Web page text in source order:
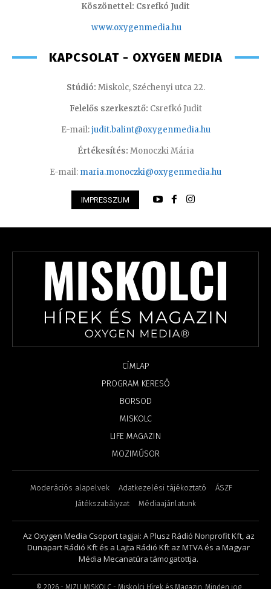
Köszönettel: Csrefkó Judit
www.oxygenmedia.hu
KAPCSOLAT - OXYGEN MEDIA
Stúdió: Miskolc, Széchenyi utca 22.
Felelős szerkesztő: Csrefkó Judit
E-mail:judit.balint@oxygenmedia.hu
Értékesítés: Monoczki Mária
E-mail: maria.monoczki@oxygenmedia.hu
IMPRESSZUM
CÍMLAP
PROGRAM KERESŐ
BORSOD
MISKOLC
LIFE MAGAZIN
MOZIMŰSOR
Moderációs alapelvek Adatkezelési tájékoztató
ÁSZF
Játékszabályzat
Médiaajánlatunk
Az Oxygen Media Csoport tagjai: A Plusz Rádió Nonprofit Kft, az
Dunapart Rádió Kft és a Lajta Rádió Kft az MTVA és a Magyar
Média Mecanatúra támogatottja.
© 2026- MIZU MISKOLC - Miskolci Hírek és Magazin. Minden jog